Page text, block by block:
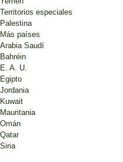
Territorios especiales
Palestina
Más países
Arabia Saudí
Bahréin
E. A. U.
Egipto
Jordania
Kuwait
Mauritania
Omán
Qatar
Siria